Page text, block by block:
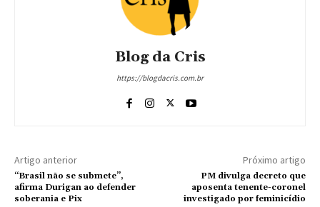
Blog da Cris
https://blogdacris.com.br
Artigo anterior
“Brasil não se submete”,
afirma Durigan ao defender
soberania e Pix
Próximo artigo
PM divulga decreto que
aposenta tenente-coronel
investigado por feminicídio